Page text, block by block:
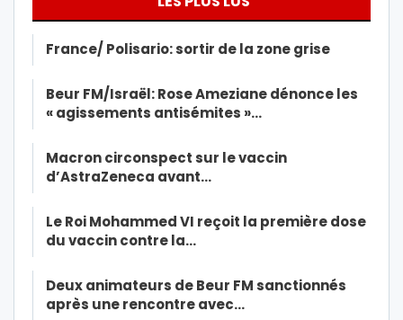
France/ Polisario: sortir de la zone grise
Beur FM/Israël: Rose Ameziane dénonce les
« agissements antisémites »…
Macron circonspect sur le vaccin
d’AstraZeneca avant…
Le Roi Mohammed VI reçoit la première dose
du vaccin contre la…
Deux animateurs de Beur FM sanctionnés
après une rencontre avec…